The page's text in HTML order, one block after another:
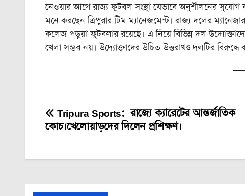
নেওয়ার আগে রাজ্য ফুটবল সংস্থা যেভাবে অনুশীলনের
মনে করছেন ত্রিপুরার টিম ম্যানেজমেন্ট। রাজ্য দলের
কলেজ পড়ুয়া ফুটবলার রয়েছে। এ নিয়ে বিভিন্ন দল
খেলা সম্ভব নয়। উদ্যোক্তাদের উচিত উত্তরাখণ্ড দলটির বিরুদ্ধে
Post
navigation
Tripura Sports: রাজ্যে ক্যারেটের আন্তর্জাতিক
কোচ।খেলোয়াড়দের দিলেন প্রশিক্ষণ।